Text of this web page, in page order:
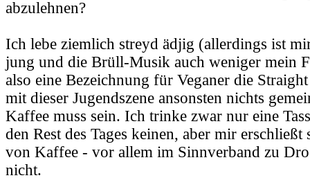
abzulehnen?
Ich lebe ziemlich streyd ädjig (allerdings ist
jung und die Brüll-Musik auch weniger mein
also eine Bezeichnung für Veganer die
mit dieser Jugendszene ansonsten nichts
Kaffee muss sein. Ich trinke zwar nur eine
den Rest des Tages keinen, aber mir
von Kaffee - vor allem im Sinnverband zu
nicht.